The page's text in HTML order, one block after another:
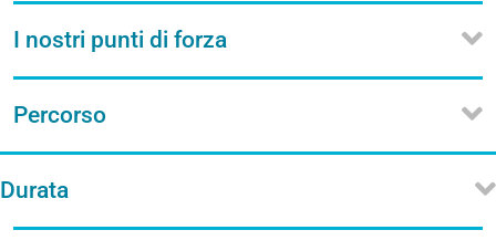
I nostri punti di forza
Percorso
Durata